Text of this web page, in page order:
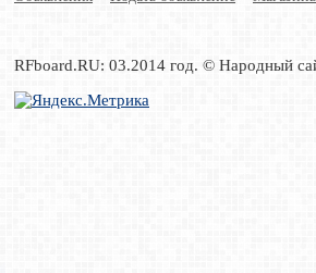
RFboard.RU: 03.2014 год. © Народный